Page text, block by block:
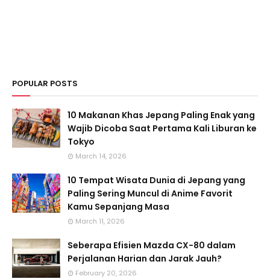
POPULAR POSTS
10 Makanan Khas Jepang Paling Enak yang
Wajib Dicoba Saat Pertama Kali Liburan ke
Tokyo
March 14, 2026
10 Tempat Wisata Dunia di Jepang yang
Paling Sering Muncul di Anime Favorit
Kamu Sepanjang Masa
March 11, 2026
Seberapa Efisien Mazda CX-80 dalam
Perjalanan Harian dan Jarak Jauh?
February 20, 2026